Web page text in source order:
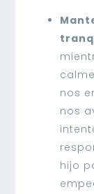
nos
nos
hijo